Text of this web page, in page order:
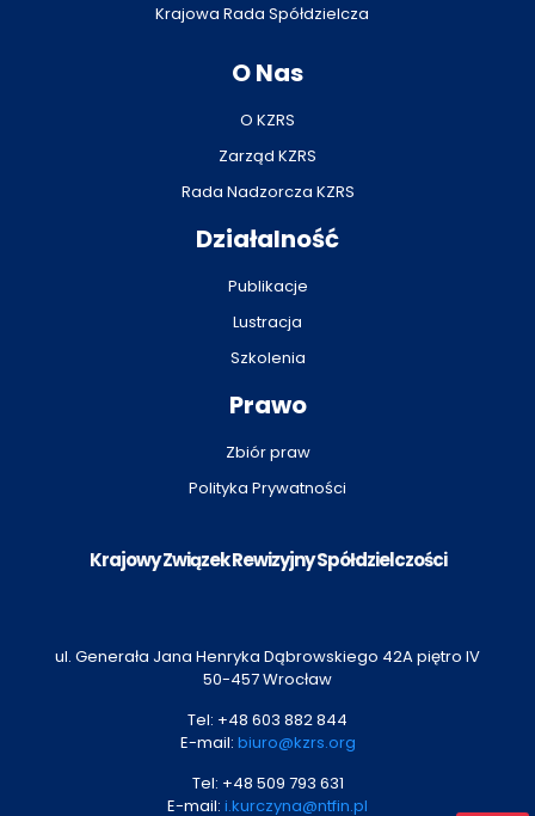
Krajowa Rada Spółdzielcza
O Nas
O KZRS
Zarząd KZRS
Rada Nadzorcza KZRS
Działalność
Publikacje
Lustracja
Szkolenia
Prawo
Zbiór praw
Polityka Prywatności
Krajowy Związek Rewizyjny Spółdzielczości
ul. Generała Jana Henryka Dąbrowskiego 42A piętro IV
50-457 Wrocław
Tel: +48 603 882 844
E-mail: biuro@kzrs.org
Tel: +48 509 793 631
E-mail: i.kurczyna@ntfin.pl